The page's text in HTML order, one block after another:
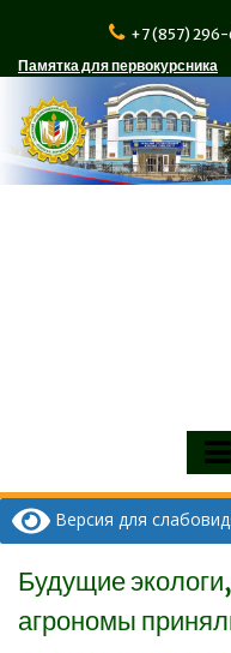
содержимому
+7 (857)
Памятка для первокурсника
Версия для
Будущие
агрономы